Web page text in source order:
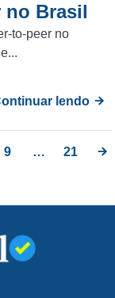
no Brasil
to-peer no
lendo
9 … 21